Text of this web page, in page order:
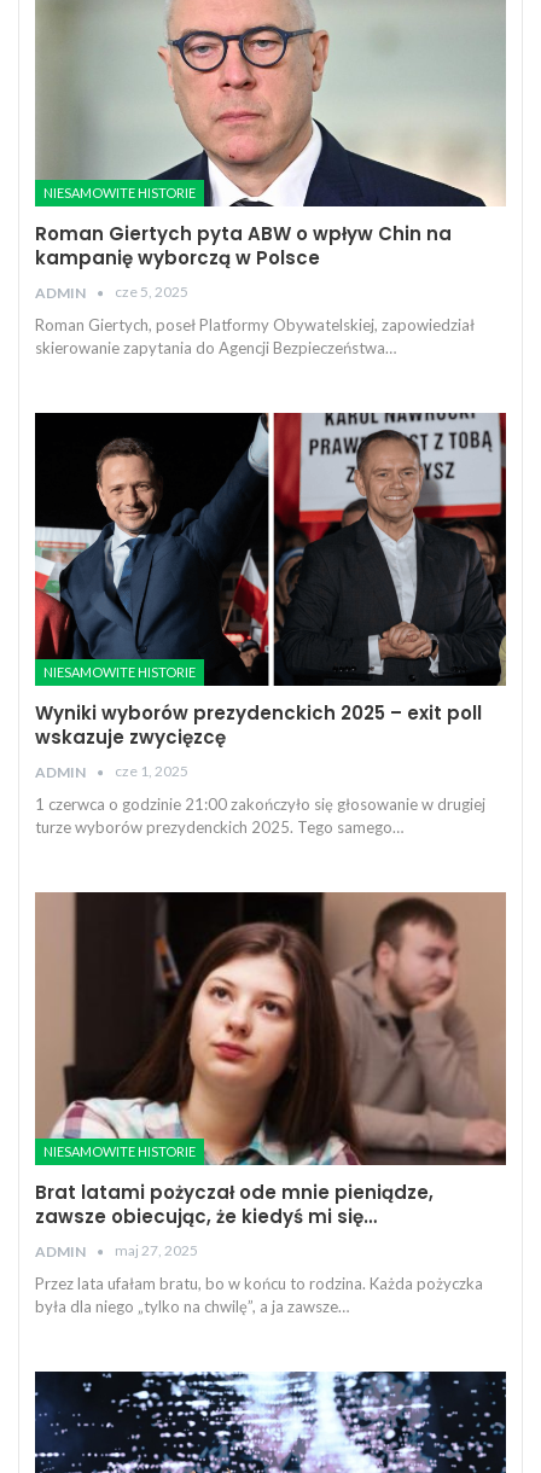
NIESAMOWITE HISTORIE
Roman Giertych pyta ABW o wpływ Chin na
kampanię wyborczą w Polsce
ADMIN cze 5, 2025
Roman Giertych, poseł Platformy Obywatelskiej, zapowiedział
skierowanie zapytania do Agencji Bezpieczeństwa…
NIESAMOWITE HISTORIE
Wyniki wyborów prezydenckich 2025 – exit poll
wskazuje zwycięzcę
ADMIN cze 1, 2025
1 czerwca o godzinie 21:00 zakończyło się głosowanie w drugiej
turze wyborów prezydenckich 2025. Tego samego…
NIESAMOWITE HISTORIE
Brat latami pożyczał ode mnie pieniądze,
zawsze obiecując, że kiedyś mi się…
ADMIN maj 27, 2025
Przez lata ufałam bratu, bo w końcu to rodzina. Każda pożyczka
była dla niego „tylko na chwilę”, a ja zawsze…